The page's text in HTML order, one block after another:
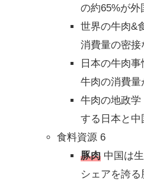
の約65%が外
世界の牛肉&
消費量の密接
日本の牛肉
牛肉の消費量
牛肉の地政学
する日本と中
食料資源 6
豚肉 中国は
シェアを誇る